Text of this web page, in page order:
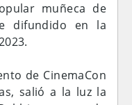
muñeca de
difundido en la
de CinemaCon
salió a la luz la